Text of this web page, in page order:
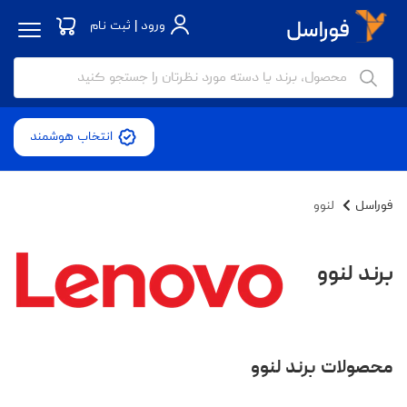
ورود | ثبت نام
انتخاب هوشمند
فوراسل لنوو
برند لنوو
محصولات برند لنوو